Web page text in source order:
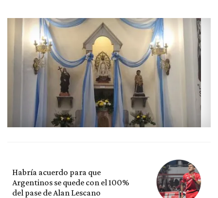
Habría acuerdo para que
Argentinos se quede con el 100%
del pase de Alan Lescano